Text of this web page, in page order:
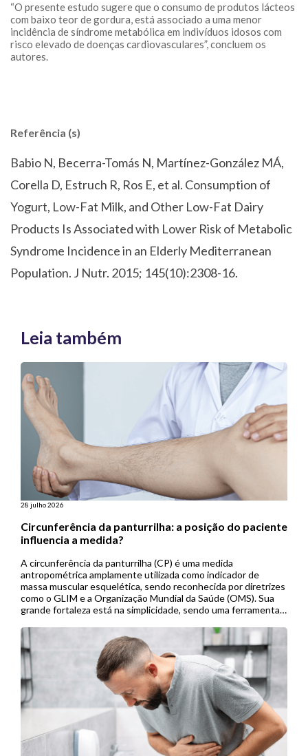
“O presente estudo sugere que o consumo de produtos lácteos
com baixo teor de gordura, está associado a uma menor
incidência de síndrome metabólica em indivíduos idosos com
risco elevado de doenças cardiovasculares”, concluem os
autores.
Referência (s)
Babio N, Becerra-Tomás N, Martínez-González MÁ,
Corella D, Estruch R, Ros E, et al. Consumption of
Yogurt, Low-Fat Milk, and Other Low-Fat Dairy
Products Is Associated with Lower Risk of Metabolic
Syndrome Incidence in an Elderly Mediterranean
Population. J Nutr. 2015; 145(10):2308-16.
Leia também
28 julho 2026
Circunferência da panturrilha: a posição do paciente
influencia a medida?
A circunferência da panturrilha (CP) é uma medida
antropométrica amplamente utilizada como indicador de
massa muscular esquelética, sendo reconhecida por diretrizes
como o GLIM e a Organização Mundial da Saúde (OMS). Sua
grande fortaleza está na simplicidade, sendo uma ferramenta
útil em contextos de menor […]